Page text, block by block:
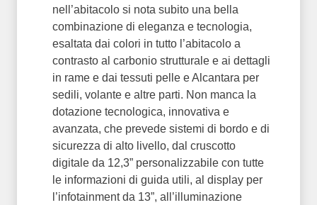
nell’abitacolo si nota subito una bella
combinazione di eleganza e tecnologia,
esaltata dai colori in tutto l’abitacolo a
contrasto al carbonio strutturale e ai dettagli
in rame e dai tessuti pelle e Alcantara per
sedili, volante e altre parti. Non manca la
dotazione tecnologica, innovativa e
avanzata, che prevede sistemi di bordo e di
sicurezza di alto livello, dal cruscotto
digitale da 12,3” personalizzabile con tutte
le informazioni di guida utili, al display per
l’infotainment da 13”, all’illuminazione